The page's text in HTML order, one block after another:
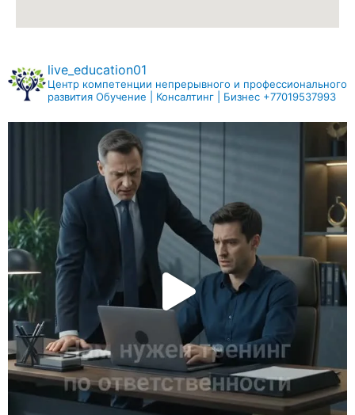
live_education01
Центр компетенции непрерывного и профессионального
развития Обучение | Консалтинг | Бизнес +77019537993